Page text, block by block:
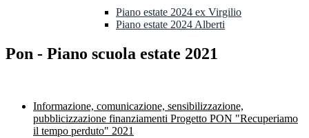
Piano estate 2024 ex Virgilio
Piano estate 2024 Alberti
Pon - Piano scuola estate 2021
Informazione, comunicazione, sensibilizzazione,
pubblicizzazione finanziamenti Progetto PON "Recuperiamo
il tempo perduto" 2021